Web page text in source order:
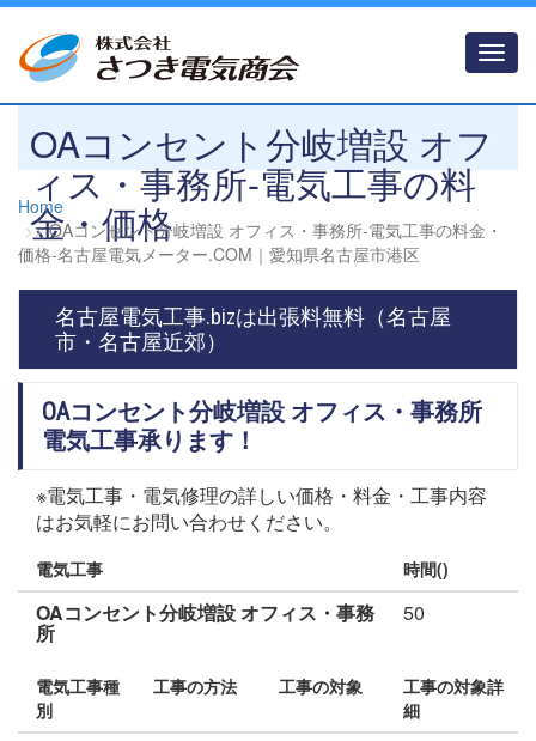
OAコンセント分岐増設 オフ
ィス・事務所-電気工事の料
金・価格
Home
OAコンセント分岐増設 オフィス・事務所-電気工事の料金・
価格‐名古屋電気メーター.COM｜愛知県名古屋市港区
名古屋電気工事.bizは出張料無料（名古屋
市・名古屋近郊）
OAコンセント分岐増設 オフィス・事務所
電気工事承ります！
※電気工事・電気修理の詳しい価格・料金・工事内容
はお気軽にお問い合わせください。
電気工事 時間()
OAコンセント分岐増設 オフィス・事務
所
50
電気工事種
別
工事の方法 工事の対象
工事の対象詳
細